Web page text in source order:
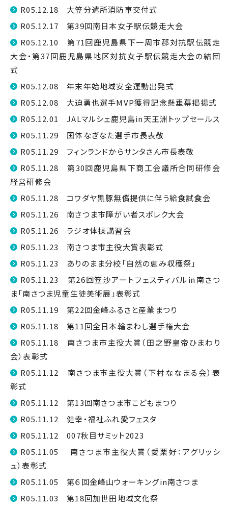
R05.12.18 大笠分遣所消防車交付式
R05.12.17 第39回南日本女子駅伝競走大会
R05.12.10 第71回鹿児島県下一周市郡対抗駅伝競走
大会・第37回鹿児島県地区対抗女子駅伝競走大会の結団
式
R05.12.08 年末年始地域安全運動出発式
R05.12.08 大迫勇也選手MVP獲得記念懸垂幕掲揚式
R05.12.01 JALマルシェ鹿児島in天王洲トップセールス
R05.11.29 国体なぎなた選手市長表敬
R05.11.29 フィンランドからサンタさん市長表敬
R05.11.28 第30回鹿児島県下商工会議所合同研修会
経営研修会
R05.11.28 コワダヤ黒豚無償提供に伴う給食試食会
R05.11.26 南さつま市障がい者スポレク大会
R05.11.26 ラジオ体操講習会
R05.11.23 南さつま市主役大賞表彰式
R05.11.23 ありのまま分校「自然の恵み収穫祭」
R05.11.23 第26回笠沙アートフェスティバル㏌南さつ
ま「南さつま児童生徒美術展」表彰式
R05.11.19 第22回金峰ふるさと産業まつり
R05.11.18 第11回全日本輪まわし選手権大会
R05.11.18 南さつま市主役大賞（田之野皇帝ひまわり
会）表彰式
R05.11.12 南さつま市主役大賞（下村ななまる会）表
彰式
R05.11.12 第13回南さつま市こどもまつり
R05.11.12 健幸・福祉ふれ愛フェスタ
R05.11.12 007秋目サミット2023
R05.11.05 南さつま市主役大賞（愛栗好：アグリッシ
ュ）表彰式
R05.11.05 第６回金峰山ウォーキングin南さつま
R05.11.03 第18回加世田地域文化祭